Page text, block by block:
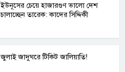
ইউনূসের চেয়ে হাজারগুণ ভালো দেশ
চালাচ্ছেন তারেক: কাদের সিদ্দিকী
জুলাই জাদুঘরে টিকিট জালিয়াতি!